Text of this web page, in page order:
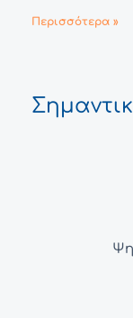
Περισσότερα »